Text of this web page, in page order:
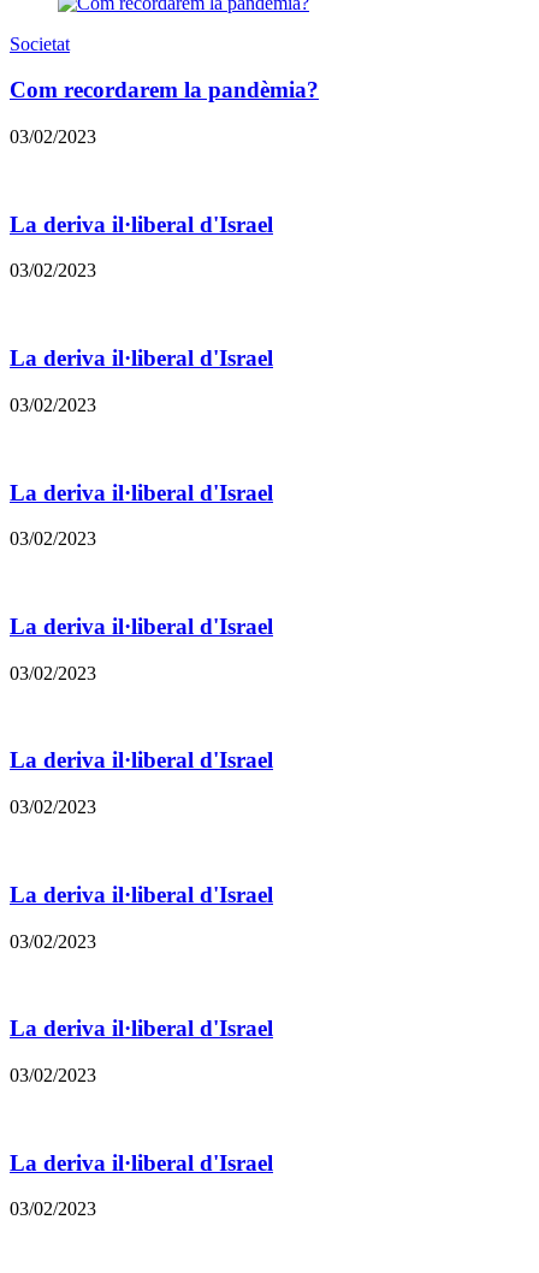
Societat
Com recordarem la pandèmia?
03/02/2023
La deriva il·liberal d'Israel
03/02/2023
La deriva il·liberal d'Israel
03/02/2023
La deriva il·liberal d'Israel
03/02/2023
La deriva il·liberal d'Israel
03/02/2023
La deriva il·liberal d'Israel
03/02/2023
La deriva il·liberal d'Israel
03/02/2023
La deriva il·liberal d'Israel
03/02/2023
La deriva il·liberal d'Israel
03/02/2023